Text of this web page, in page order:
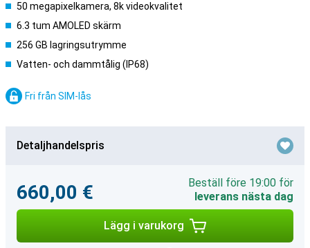
50 megapixelkamera, 8k videokvalitet
6.3 tum AMOLED skärm
256 GB lagringsutrymme
Vatten- och dammtålig (IP68)
Fri från SIM-lås
Detaljhandelspris
660,00 €
Beställ före 19:00 för
leverans nästa dag
Lägg i varukorg